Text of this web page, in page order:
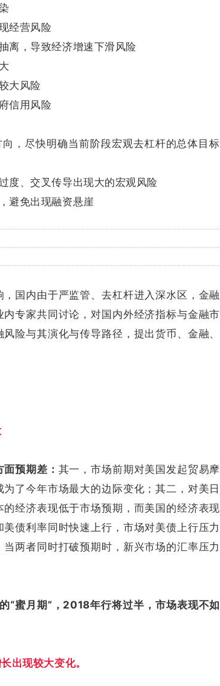
经营风险
离，导致经济增速下滑风险
大风险
信用风险
，尽快明确当前阶段宏观去杠杆的总体目标
度、交叉传导出现大的宏观风险
避免出现融资悬崖
国内由于严监管、去杠杆进入深水区，金融
专家共同讨论，对国内外经济指标与金融市
险与其演化与传导路径，提出货币、金融、
预期差： 其一，市场前期对美国发起贸易摩
了今年市场最大的边际变化；其二，对美日
经济表现低于市场预期，而美国的经济表现
债利率同时快速上行，市场对美债上行压力
两者同时打破预期时，新兴市场的汇率压力
“蜜月期”，2018年行将过半，市场表现不如
出现较大变化。